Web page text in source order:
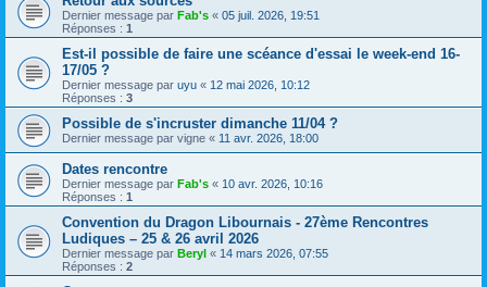
Dernier message par Fab's « 05 juil. 2026, 19:51
Réponses : 1
Est-il possible de faire une scéance d'essai le week-end 16-
17/05 ?
Dernier message par uyu « 12 mai 2026, 10:12
Réponses : 3
Possible de s'incruster dimanche 11/04 ?
Dernier message par vigne « 11 avr. 2026, 18:00
Dates rencontre
Dernier message par Fab's « 10 avr. 2026, 10:16
Réponses : 1
Convention du Dragon Libournais - 27ème Rencontres
Ludiques – 25 & 26 avril 2026
Dernier message par Beryl « 14 mars 2026, 07:55
Réponses : 2